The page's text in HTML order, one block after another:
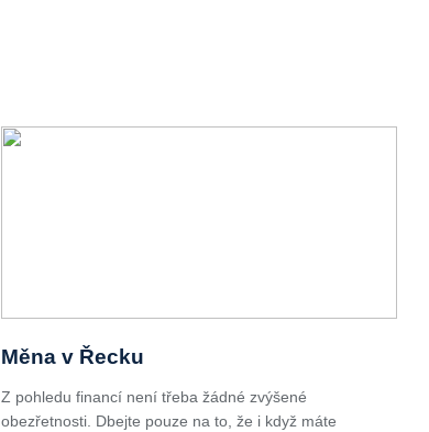
Měna v Řecku
Z pohledu financí není třeba žádné zvýšené
obezřetnosti. Dbejte pouze na to, že i když máte